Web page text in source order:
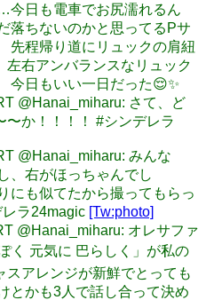
日も電車でお尻濡れるん
落ちないのかと思ってるPサ
先程帰り道にリュックの肩紐
左右アンバランスなリュック
今日もいい一日だった😌✨
@Hanai_miharu: さて、ど
〜か！！！！ #シンデレラ
@Hanai_miharu: みんな
、右がほっちゃんでし
にも似てたから撮ってもらっ
ラ24magic [Tw:photo]
@Hanai_miharu: オレサファ
元気に 巴らしく」が私の
スアレンジが新鮮でとっても
かも3人で話し合って決め